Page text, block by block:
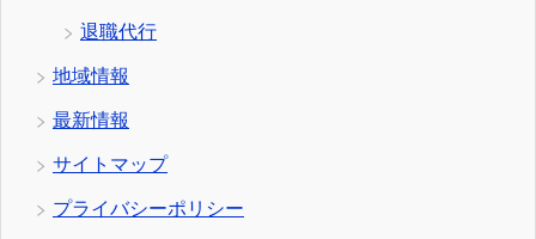
退職代行
地域情報
最新情報
サイトマップ
プライバシーポリシー